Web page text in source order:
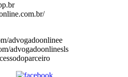
advogadoonlinee
advogadoonlinesls
Compartilhar